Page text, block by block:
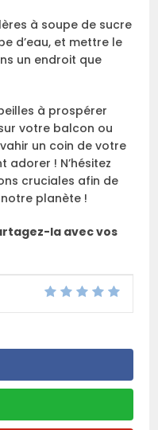
à soupe de sucre
d’eau, et mettre le
un endroit que
à prospérer
votre balcon ou
un coin de votre
adorer ! N’hésitez
cruciales afin de
planète !
la avec vos